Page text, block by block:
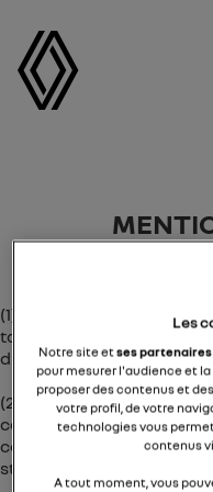
(1) prime de reprise: Offre
toute commande du
du 01/07/2026 au 31/08/
(2) stock deal: Offre
commande du modèle-
concerné du 01/07/2026
stock et immatriculé
Les
Notre site etses partenaires
pour mesurer l'audience et
proposer des contenus et
votre profil, de votre
technologies vous
contenus
A tout moment, vous